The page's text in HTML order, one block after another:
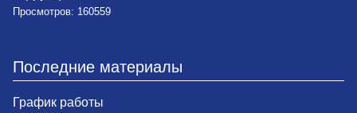
Просмотров: 160559
Последние материалы
График работы